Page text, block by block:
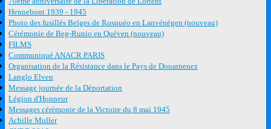
Hennebont 1939 - 1945
Photo des fusillés Belges de Rosquéo en Lanvénégen (nouveau)
Cérémonie de Beg-Runio en Quéven (nouveau)
FILMS
Communiqué ANACR PARIS
Organisation de la Résistance dans le Pays de Douarnenez
Langlo Elven
Message journée de la Déportation
Légion d'Honneur
Messages cérémonie de la Victoire du 8 mai 1945
Achille Muller